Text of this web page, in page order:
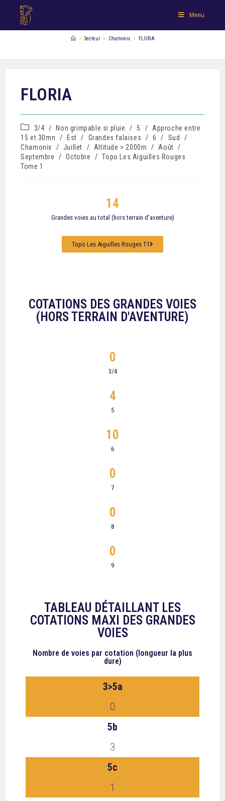
Menu
> Secteur > Chamonix > FLORIA
FLORIA
3/4 / Non grimpable si pluie / 5 /
Approche entre
15 et 30mn
/ Est / Grandes falaises / 6 / Sud
/
Chamonix
/ Juillet / Altitude > 2000m / Août /
Septembre
/ Octobre / Topo Les Aiguilles Rouges
Tome 1
Grandes voies au total (hors terrain d'aventure)
14
Topo Les Aiguilles Rouges T1
COTATIONS DES GRANDES VOIES
(HORS TERRAIN D'AVENTURE)
3/4
0
5
4
6
10
7
0
8
0
9
0
TABLEAU DÉTAILLANT LES
COTATIONS MAXI DES GRANDES
VOIES
Nombre de voies par cotation (longueur la plus
dure)
3>5a
0
5b
3
5c
1